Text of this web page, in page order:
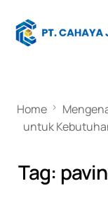
Home
untuk
Tag: